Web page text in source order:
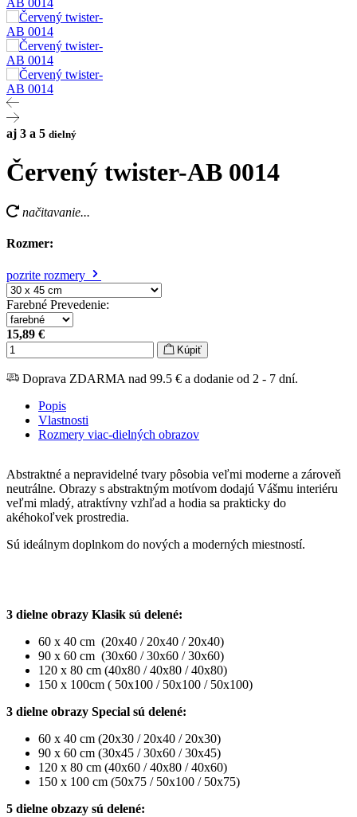
aj 3 a 5 dielný
Červený twister-AB 0014
načitavanie...
Rozmer:
pozrite rozmery
Farebné Prevedenie:
15,89 €
Kúpiť
Doprava ZDARMA nad 99.5 € a dodanie od 2 - 7 dní.
Popis
Vlastnosti
Rozmery viac-dielných obrazov
Abstraktné a nepravidelné tvary pôsobia veľmi moderne a zároveň
neutrálne. Obrazy s abstraktným motívom dodajú Vášmu interiéru
veľmi mladý, atraktívny vzhľad a hodia sa prakticky do
akéhokoľvek prostredia.
Sú ideálnym doplnkom do nových a moderných miestností.
3 dielne obrazy Klasik sú delené:
60 x 40 cm (20x40 / 20x40 / 20x40)
90 x 60 cm (30x60 / 30x60 / 30x60)
120 x 80 cm (40x80 / 40x80 / 40x80)
150 x 100cm ( 50x100 / 50x100 / 50x100)
3 dielne obrazy Special sú delené:
60 x 40 cm (20x30 / 20x40 / 20x30)
90 x 60 cm (30x45 / 30x60 / 30x45)
120 x 80 cm (40x60 / 40x80 / 40x60)
150 x 100 cm (50x75 / 50x100 / 50x75)
5 dielne obzazy sú delené: